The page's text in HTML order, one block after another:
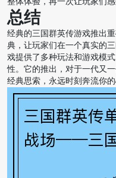
总结
经典的三国群英传游戏推出
典，让玩家们在一个真实的
戏提供了多种玩法和游戏模
性。它的推出，对于一代又
经典思索，永远时刻奔流你的